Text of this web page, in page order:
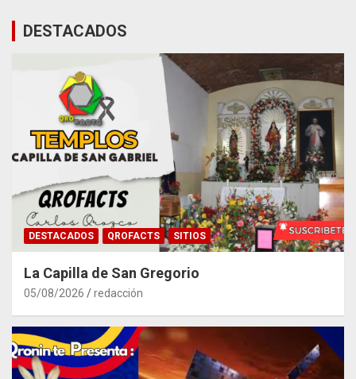
DESTACADOS
DESTACADOS QROFACTS SITIOS
La Capilla de San Gregorio
05/08/2026 redacción